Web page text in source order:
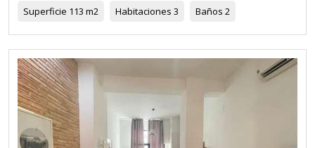
Superficie 113 m2 Habitaciones 3 Baños 2